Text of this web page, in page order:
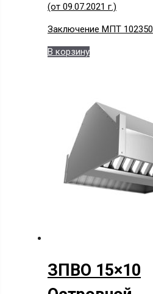
(от 09.07.2021 г.)
Заключение МПТ 102350
В корзину
ЗПВО 15×10